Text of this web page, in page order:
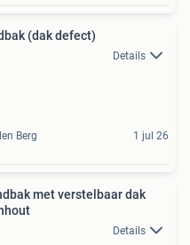
(dak defect)
Details
Berg 1 jul 26
met verstelbaar dak
Details